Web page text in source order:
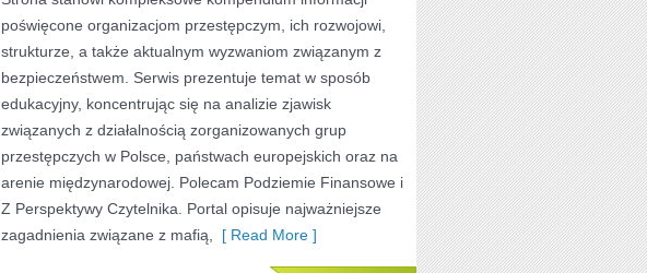
POLSCE
poświęcone organizacjom przestępczym, ich rozwojowi,
strukturze, a także aktualnym wyzwaniom związanym z
bezpieczeństwem. Serwis prezentuje temat w sposób
edukacyjny, koncentrując się na analizie zjawisk
związanych z działalnością zorganizowanych grup
przestępczych w Polsce, państwach europejskich oraz na
arenie międzynarodowej. Polecam Podziemie Finansowe i
Z Perspektywy Czytelnika. Portal opisuje najważniejsze
zagadnienia związane z mafią,
[ Read More ]